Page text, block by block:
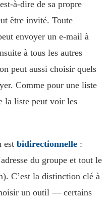
à-dire de sa propre
être invité. Toute
envoyer un e-mail à
à tous les autres
peut aussi choisir quels
Comme pour une liste
la liste peut voir les
est bidirectionnelle :
du groupe et tout le
C’est la distinction clé à
un outil — certains